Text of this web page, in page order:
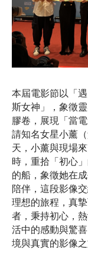
本屆電影節以「
斯女神」，象徵
膠卷，展現「當
請知名女星小薰
天，小薰與現場
時，重拾「初心
的船，象徵她在
陪伴，這段影像
理想的旅程，真
者，秉持初心，
活中的感動與驚
境與真實的影像之